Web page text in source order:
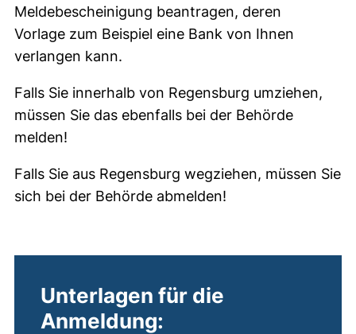
Meldebescheinigung beantragen, deren
Vorlage zum Beispiel eine Bank von Ihnen
verlangen kann.
Falls Sie innerhalb von Regensburg umziehen,
müssen Sie das ebenfalls bei der Behörde
melden!
Falls Sie aus Regensburg wegziehen, müssen Sie
sich bei der Behörde abmelden!
Unterlagen für die
Anmeldung: